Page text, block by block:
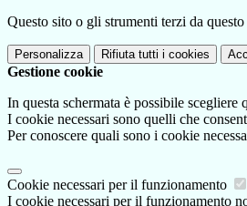
Questo sito o gli strumenti terzi da
Personalizza Rifiuta tutti i cookies
Gestione cookie
In questa schermata è possibile scegliere
I cookie necessari sono quelli che
Per conoscere quali sono i cookie
Cookie necessari per il funzionamento
I cookie necessari per il funzionamento